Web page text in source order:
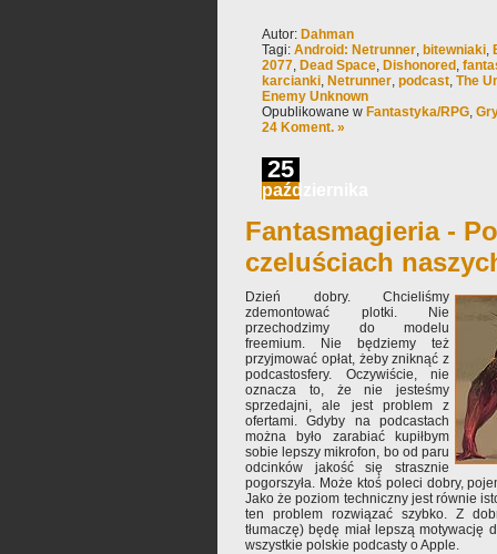
Autor: Dahman
Tagi: Android: Netrunner, bitewniaki,
2077, Dead Space, Dishonored ,
karcianki, Netrunner, podcast, The
Enemy Unknown
Opublikowane w Fantastyka/RPG,
24 Koment. »
25
października
Fantasmagieria -
czeluściach
Dzień dobry. Chcieliśmy
zdemontować plotki. Nie
przechodzimy do modelu
freemium. Nie będziemy też
przyjmować opłat, żeby zniknąć z
podcastosfery. Oczywiście, nie
oznacza to, że nie jesteśmy
sprzedajni, ale jest problem z
ofertami. Gdyby na podcastach
można było zarabiać kupiłbym
sobie lepszy mikrofon, bo od paru
odcinków jakość się strasznie
pogorszyła. Może ktoś poleci dobry,
Jako że poziom techniczny jest równie
ten problem rozwiązać szybko. Z
tłumaczę) będę miał lepszą motywację
wszystkie polskie podcasty o Apple.